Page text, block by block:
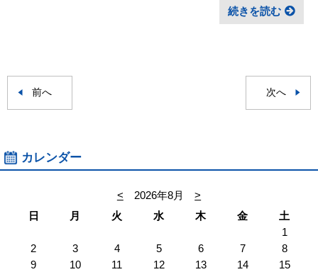
続きを読む
前へ 次へ
カレンダー
< 2026年8月
>
日
月 火 水 木 金
土
1
2
3 4 5 6 7
8
9
10 11 12 13 14
15